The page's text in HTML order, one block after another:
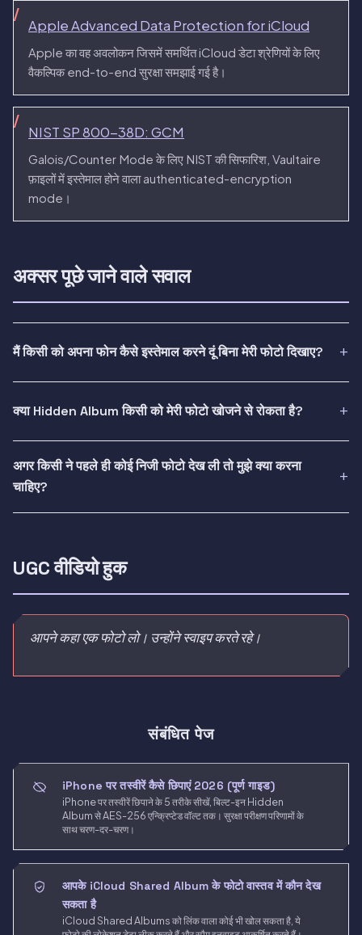
Apple Advanced Data Protection for iCloud
Apple का वह अवलोकन जिसमें समर्थित iCloud डेटा श्रेणियों के लिए
वैकल्पिक end-to-end सुरक्षा समझाई गई है।
NIST SP 800-38D: GCM
Galois/Counter Mode के लिए NIST की सिफारिश, Vaultaire
फ़ाइलों में इस्तेमाल होने वाला authenticated-encryption
mode।
अक्सर पूछे जाने वाले सवाल
मैं किसी को अपना फोन कैसे इस्तेमाल करने दूं बिना मेरी फोटो दिखाए?
क्या Hidden Album किसी को मेरी फोटो खोजने से रोकता है?
अगर किसी ने पहले ही कोई निजी फोटो देख ली तो मुझे क्या करना
चाहिए?
UGC वीडियो हुक
आपने कहा एक फोटो लो। उन्होंने स्वाइप करते रहे।
संबंधित पेज
iPhone पर तस्वीरें कैसे छिपाएं 2026 (पूर्ण गाइड)
iPhone पर तस्वीरें छिपाने के 5 तरीके सीखें, बिल्ट-इन Hidden
Album से AES-256 एन्क्रिप्टेड वॉल्ट तक। सुरक्षा परीक्षण परिणामों के
साथ चरण-दर-चरण।
आपके iCloud Shared Album के फोटो वास्तव में कौन देख
सकता है
iCloud Shared Albums को लिंक वाला कोई भी खोल सकता है, ये